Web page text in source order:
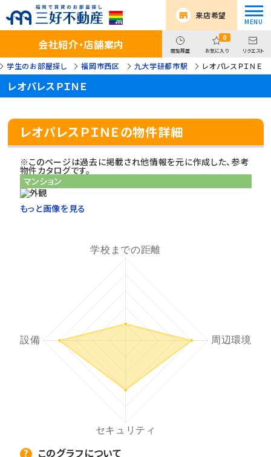
来店希望
会社紹介・店舗案内 閲覧履歴
0
お気に入り リクエスト
学生のお部屋探し 福岡市西区 九大学研都市駅 レオパレスＰＩＮＥ
レオパレスＰＩＮＥ
レオパレスＰＩＮＥの物件詳細
※このページは過去に掲載され他情報を元に作成した、参考
物件カタログです。
マンション
もっと画像を見る
このグラフについて